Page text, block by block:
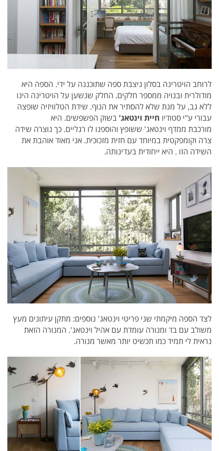
לרוחב הויטרינה בסלון ניצבת ספה שתוכננה על ידי. הספה היא
מודולרית ובנויה ממספר חלקים. החלק שנשען על הויטרינה הינו
ללא גב, על מנת שלא להסתיר את הנוף. שידת הטלוויזיה שופצה
עבורי ע"י סטודיו חיית וינטאג' בשוק הפשפשים. היא
מורכבת ממדף וינטאג' ששופץ והוספנו לו רגליים. כך נוצרה שידה
צרה וקומפקטית במיוחד עם חזית מזכוכית. אני מאוד אוהבת את
השידה הזו . היא ייחודית בעדינותה.
לצד הספה מיקמתי שני פריטי וינטאג' נוספים: מתקן עיתונים מעץ
משולב עם בד ומנורה עומדת עם אהיל וינטאג'. המנורה הזאת
נראית לי תמיד כמו תכשיט יותר מאשר מנורה.